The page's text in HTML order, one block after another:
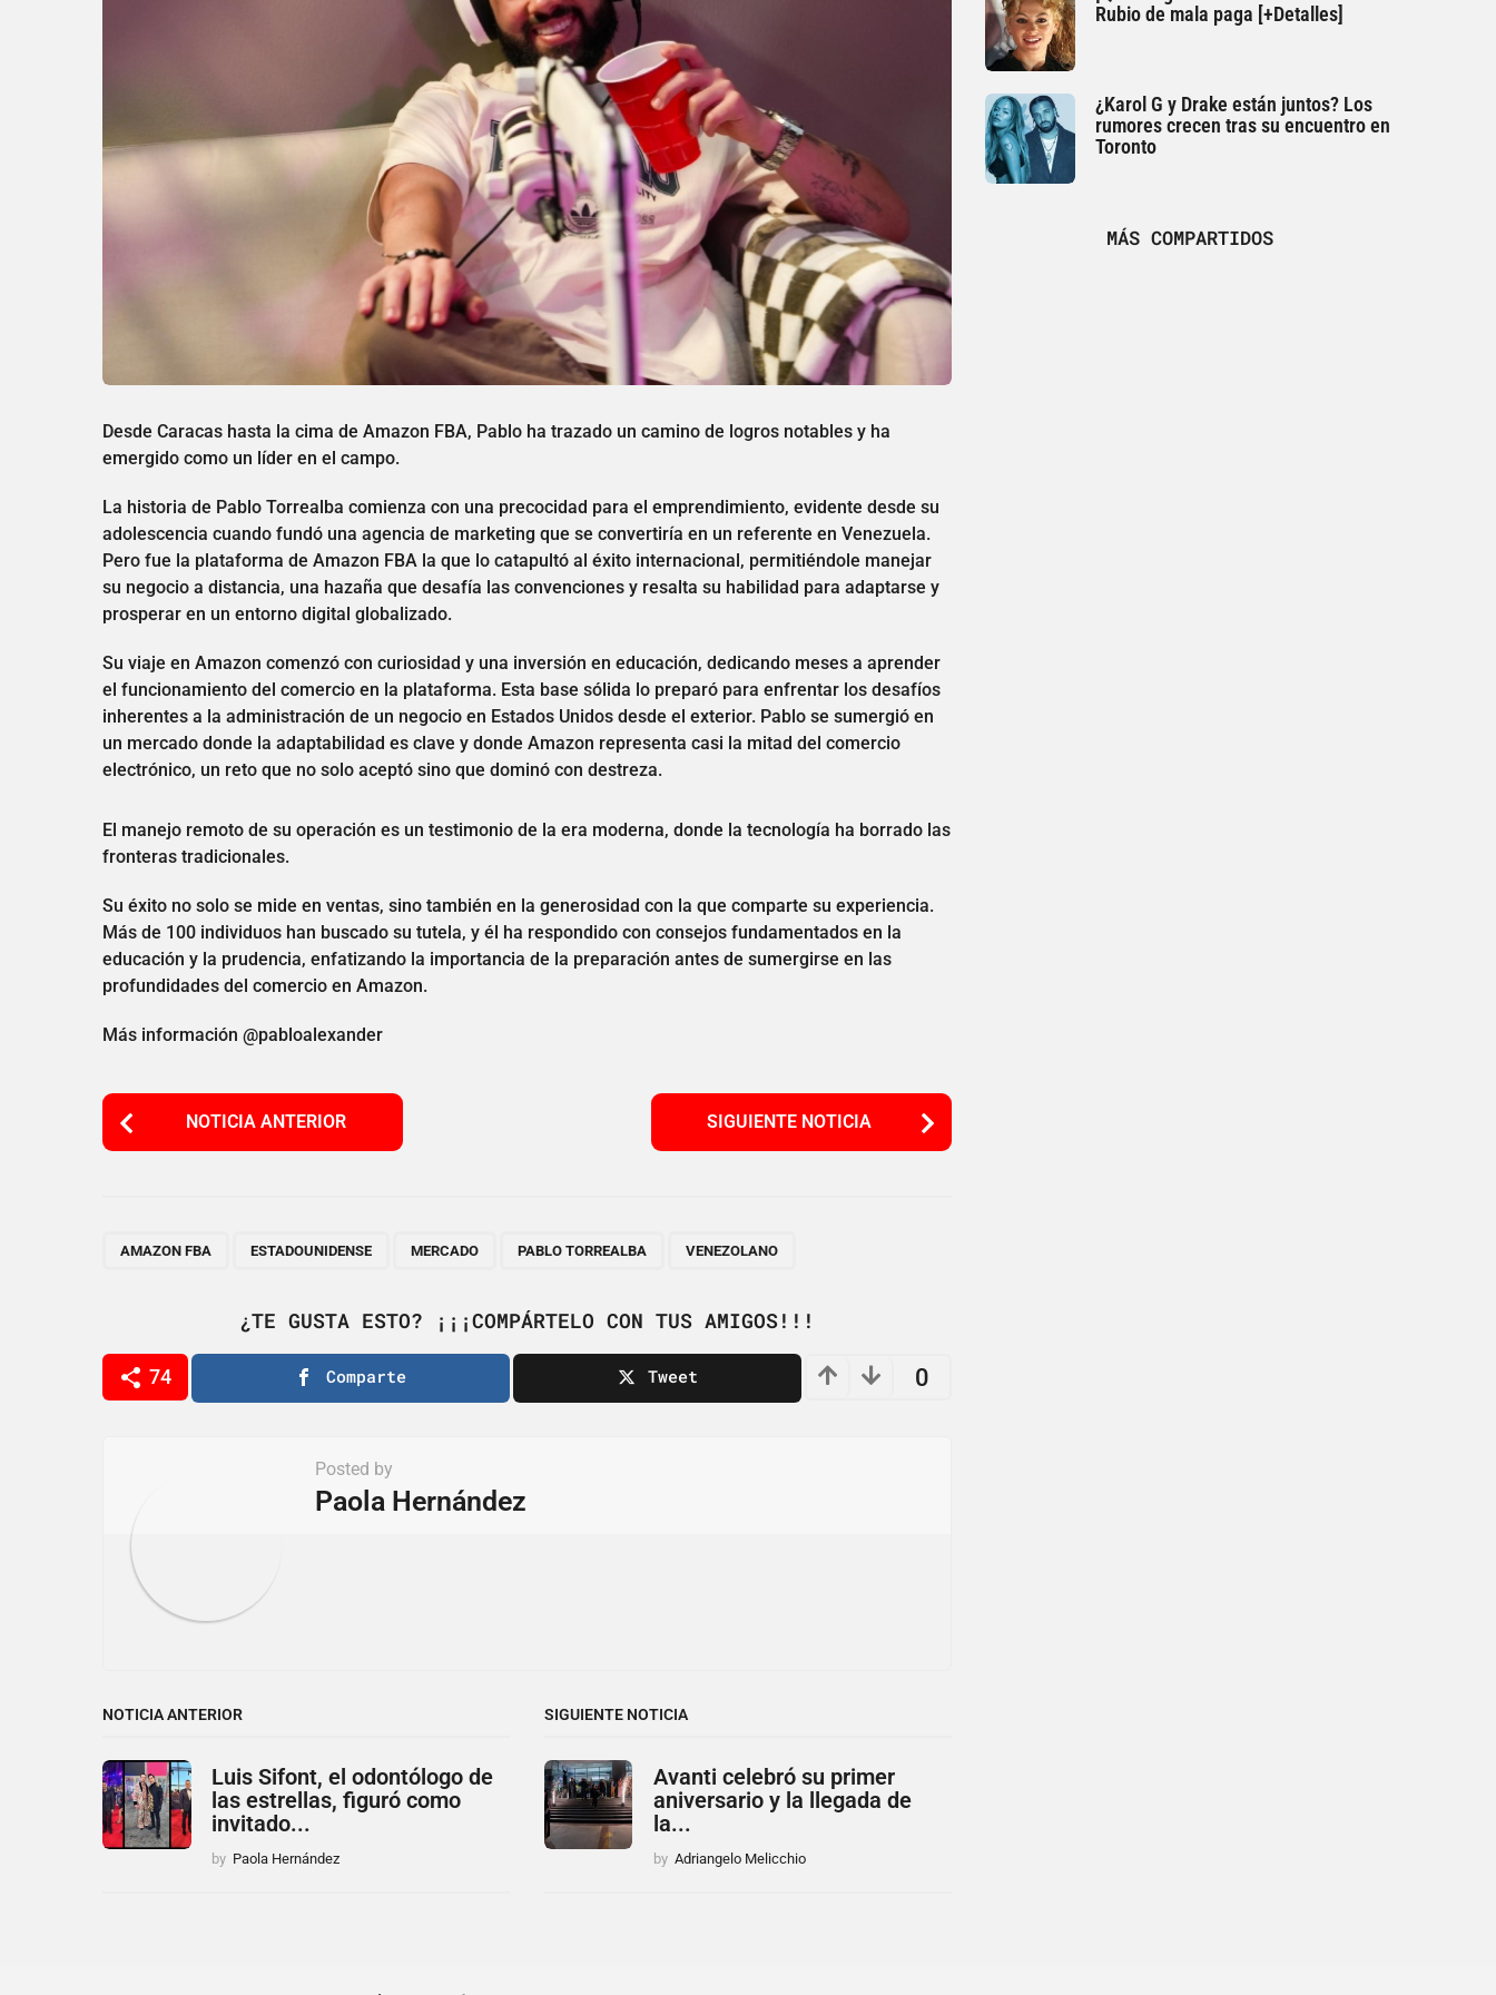
Desde Caracas hasta la cima de Amazon FBA, Pablo ha trazado un camino de logros notables y ha
emergido como un líder en el campo.
La historia de Pablo Torrealba comienza con una precocidad para el emprendimiento, evidente desde su
adolescencia cuando fundó una agencia de marketing que se convertiría en un referente en Venezuela.
Pero fue la plataforma de Amazon FBA la que lo catapultó al éxito internacional, permitiéndole manejar
su negocio a distancia, una hazaña que desafía las convenciones y resalta su habilidad para adaptarse y
prosperar en un entorno digital globalizado.
Su viaje en Amazon comenzó con curiosidad y una inversión en educación, dedicando meses a aprender
el funcionamiento del comercio en la plataforma. Esta base sólida lo preparó para enfrentar los desafíos
inherentes a la administración de un negocio en Estados Unidos desde el exterior. Pablo se sumergió en
un mercado donde la adaptabilidad es clave y donde Amazon representa casi la mitad del comercio
electrónico, un reto que no solo aceptó sino que dominó con destreza.
El manejo remoto de su operación es un testimonio de la era moderna, donde la tecnología ha borrado las
fronteras tradicionales.
Su éxito no solo se mide en ventas, sino también en la generosidad con la que comparte su experiencia.
Más de 100 individuos han buscado su tutela, y él ha respondido con consejos fundamentados en la
educación y la prudencia, enfatizando la importancia de la preparación antes de sumergirse en las
profundidades del comercio en Amazon.
Más información @pabloalexander
P
o
P
i
n
NOTICIA ANTERIOR SIGUIENTE NOTICIA
AMAZON FBA ESTADOUNIDENSE MERCADO PABLO TORREALBA VENEZOLANO
¿TE GUSTA ESTO? ¡¡¡COMPÁRTELO CON TUS AMIGOS!!!
74 0
Comparte Tweet
Posted by
Paola Hernández
NOTICIA ANTERIOR
Luis Sifont, el odontólogo de
las estrellas, figuró como
invitado...
by Paola Hernández
SIGUIENTE NOTICIA
Avanti celebró su primer
aniversario y la llegada de
la...
by Adriangelo Melicchio
Rubio de mala paga [+Detalles]
¿Karol G y Drake están juntos? Los
rumores crecen tras su encuentro en
Toronto
MÁS COMPARTIDOS